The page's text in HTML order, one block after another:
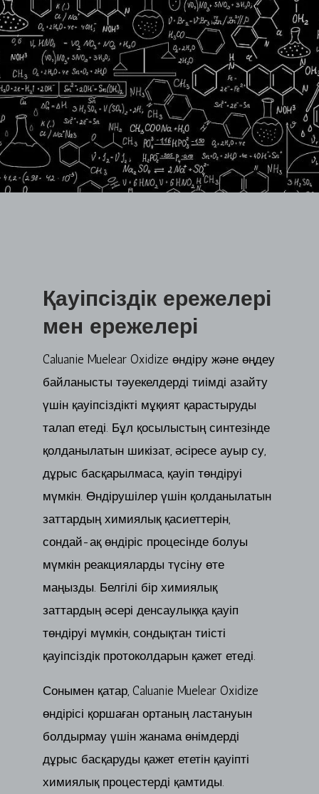
Қауіпсіздік ережелері
мен ережелері
Caluanie Muelear Oxidize өндіру және өңдеу
байланысты тәуекелдерді тиімді азайту
үшін қауіпсіздікті мұқият қарастыруды
талап етеді. Бұл қосылыстың синтезінде
қолданылатын шикізат, әсіресе ауыр су,
дұрыс басқарылмаса, қауіп төндіруі
мүмкін. Өндірушілер үшін қолданылатын
заттардың химиялық қасиеттерін,
сондай-ақ өндіріс процесінде болуы
мүмкін реакцияларды түсіну өте
маңызды. Белгілі бір химиялық
заттардың әсері денсаулыққа қауіп
төндіруі мүмкін, сондықтан тиісті
қауіпсіздік протоколдарын қажет етеді.
Сонымен қатар, Caluanie Muelear Oxidize
өндірісі қоршаған ортаның ластануын
болдырмау үшін жанама өнімдерді
дұрыс басқаруды қажет ететін қауіпті
химиялық процестерді қамтиды.